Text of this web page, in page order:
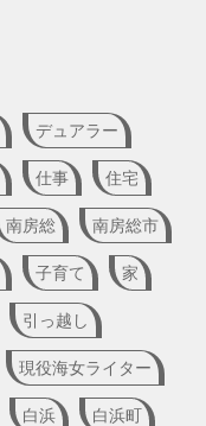
デュアラー
仕事 住宅
南房総 南房総市
子育て 家
引っ越し
現役海女ライター
白浜 白浜町